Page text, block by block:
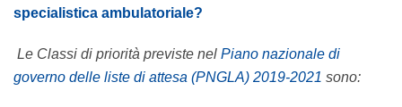
specialistica ambulatoriale?
Le Classi di priorità previste nel Piano nazionale di
governo delle liste di attesa (PNGLA) 2019-2021 sono: